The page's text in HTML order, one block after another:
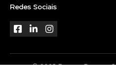
Redes Sociais